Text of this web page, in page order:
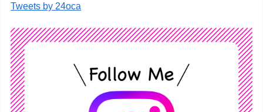
Tweets by 24oca